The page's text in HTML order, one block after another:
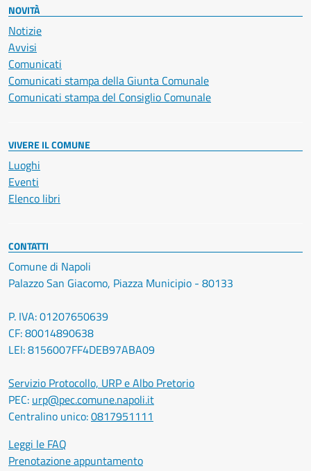
NOVITÀ
Notizie
Avvisi
Comunicati
Comunicati stampa della Giunta Comunale
Comunicati stampa del Consiglio Comunale
VIVERE IL COMUNE
Luoghi
Eventi
Elenco libri
CONTATTI
Comune di Napoli
Palazzo San Giacomo, Piazza Municipio - 80133
P. IVA: 01207650639
CF: 80014890638
LEI: 8156007FF4DEB97ABA09
Servizio Protocollo, URP e Albo Pretorio
PEC: urp@pec.comune.napoli.it
Centralino unico:0817951111
Leggi le FAQ
Prenotazione appuntamento